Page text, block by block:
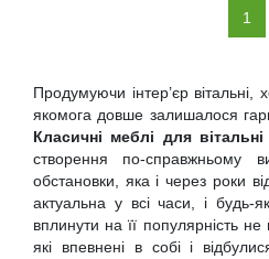
1
Продумуючи інтер’єр
якомога довше залишалося
Класичні меблі для вітальні
створення по-справжньому
обстановки, яка і через роки
актуальна у всі часи, і будь-
вплинути на її популярність
які впевнені в собі і